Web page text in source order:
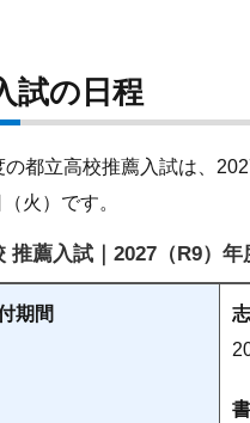
試の日程
の都立高校推薦入試は、
火）です。
推薦入試｜2027（R9）年
期間